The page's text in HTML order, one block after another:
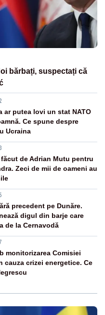
bărbați, suspectați că
ar putea lovi un stat NATO
Ce spune despre
Ucraina
de Adrian Mutu pentru
Zeci de mii de oameni au
precedent pe Dunăre.
digul din barje care
de la Cernavodă
monitorizarea Comisiei
cauza crizei energetice. Ce